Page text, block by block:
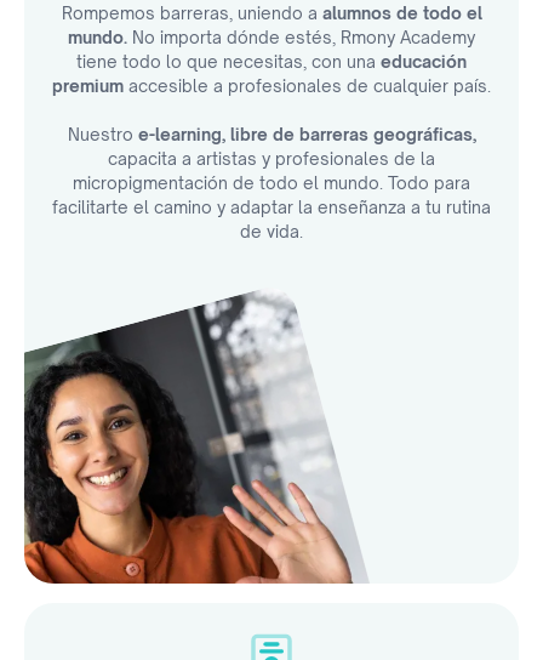
Rompemos barreras, uniendo a alumnos de todo el
mundo. No importa dónde estés, Rmony Academy
tiene todo lo que necesitas, con una educación
premium accesible a profesionales de cualquier país.
Nuestro e-learning, libre de barreras geográficas,
capacita a artistas y profesionales de la
micropigmentación de todo el mundo. Todo para
facilitarte el camino y adaptar la enseñanza a tu rutina
de vida.